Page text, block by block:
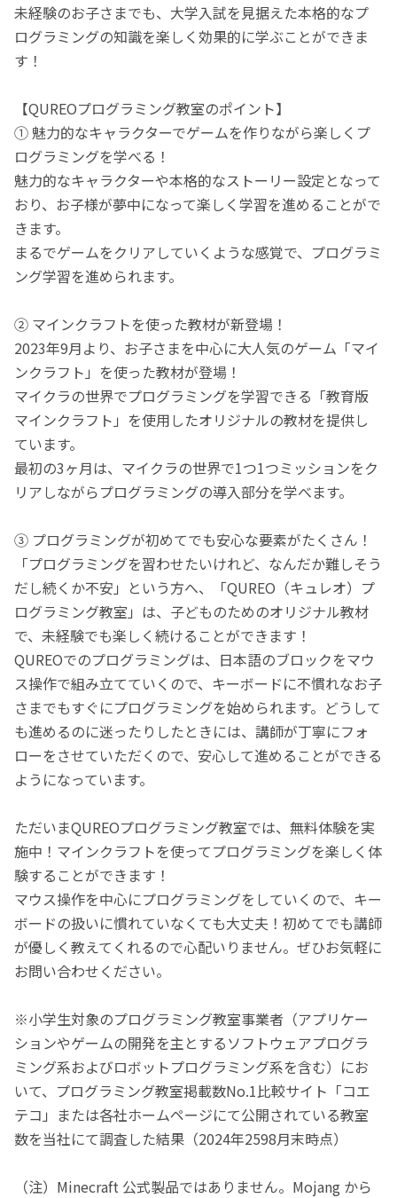
未経験のお子さまでも、大学入試を見据えた本格的なプ
ログラミングの知識を楽しく効果的に学ぶことができま
す！
【QUREOプログラミング教室のポイント】
① 魅力的なキャラクターでゲームを作りながら楽しくプ
ログラミングを学べる！
魅力的なキャラクターや本格的なストーリー設定となって
おり、お子様が夢中になって楽しく学習を進めることがで
きます。
まるでゲームをクリアしていくような感覚で、プログラミ
ング学習を進められます。
② マインクラフトを使った教材が新登場！
2023年9月より、お子さまを中心に大人気のゲーム「マイ
ンクラフト」を使った教材が登場！
マイクラの世界でプログラミングを学習できる「教育版
マインクラフト」を使用したオリジナルの教材を提供し
ています。
最初の3ヶ月は、マイクラの世界で1つ1つミッションをク
リアしながらプログラミングの導入部分を学べます。
③ プログラミングが初めてでも安心な要素がたくさん！
「プログラミングを習わせたいけれど、なんだか難しそう
だし続くか不安」という方へ、「QUREO（キュレオ）プ
ログラミング教室」は、子どものためのオリジナル教材
で、未経験でも楽しく続けることができます！
QUREOでのプログラミングは、日本語のブロックをマウ
ス操作で組み立てていくので、キーボードに不慣れなお子
さまでもすぐにプログラミングを始められます。どうして
も進めるのに迷ったりしたときには、講師が丁寧にフォ
ローをさせていただくので、安心して進めることができる
ようになっています。
ただいまQUREOプログラミング教室では、無料体験を実
施中！マインクラフトを使ってプログラミングを楽しく体
験することができます！
マウス操作を中心にプログラミングをしていくので、キー
ボードの扱いに慣れていなくても大丈夫！初めてでも講師
が優しく教えてくれるので心配いりません。ぜひお気軽に
お問い合わせください。
※小学生対象のプログラミング教室事業者（アプリケー
ションやゲームの開発を主とするソフトウェアプログラ
ミング系およびロボットプログラミング系を含む）にお
いて、プログラミング教室掲載数No.1比較サイト「コエ
テコ」または各社ホームページにて公開されている教室
数を当社にて調査した結果（2024年2598月末時点）
（注）Minecraft 公式製品ではありません。Mojang から